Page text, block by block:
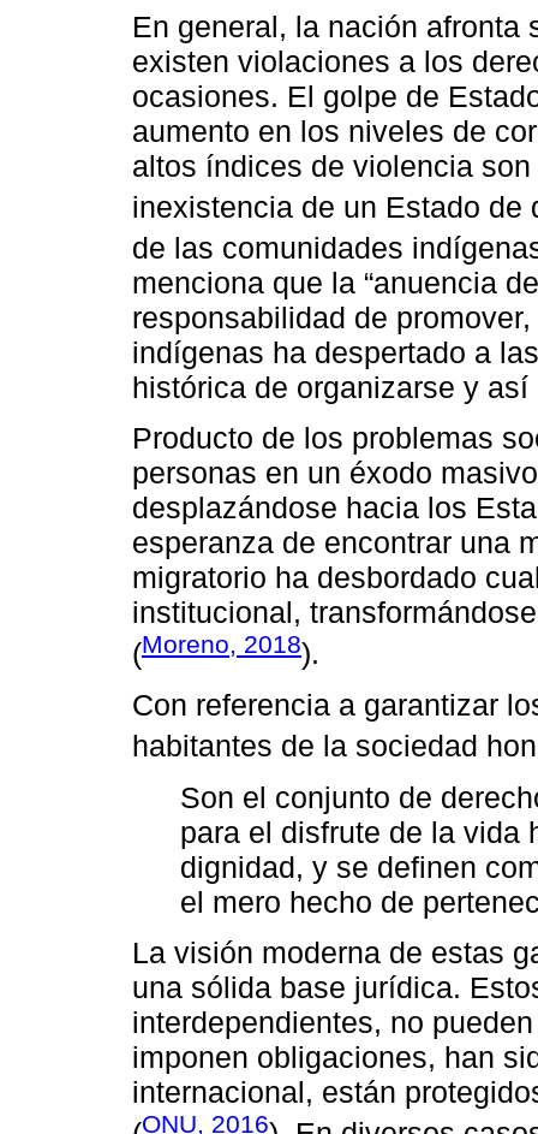
En general, la nación afronta
existen violaciones a los
ocasiones. El golpe de
aumento en los niveles de
altos índices de violencia
inexistencia de un Estado de
de las comunidades
menciona que la “anuencia
responsabilidad de
indígenas ha despertado a
histórica de organizarse y
Producto de los problemas
personas en un éxodo
desplazándose hacia los
esperanza de encontrar una
migratorio ha desbordado
institucional,
(Moreno, 2018).
Con referencia a garantizar
habitantes de la sociedad
Son el conjunto de
para el disfrute de la vida
dignidad, y se definen
el mero hecho de
La visión moderna de estas
una sólida base jurídica.
interdependientes, no
imponen obligaciones, han
internacional, están
ONU, 2016